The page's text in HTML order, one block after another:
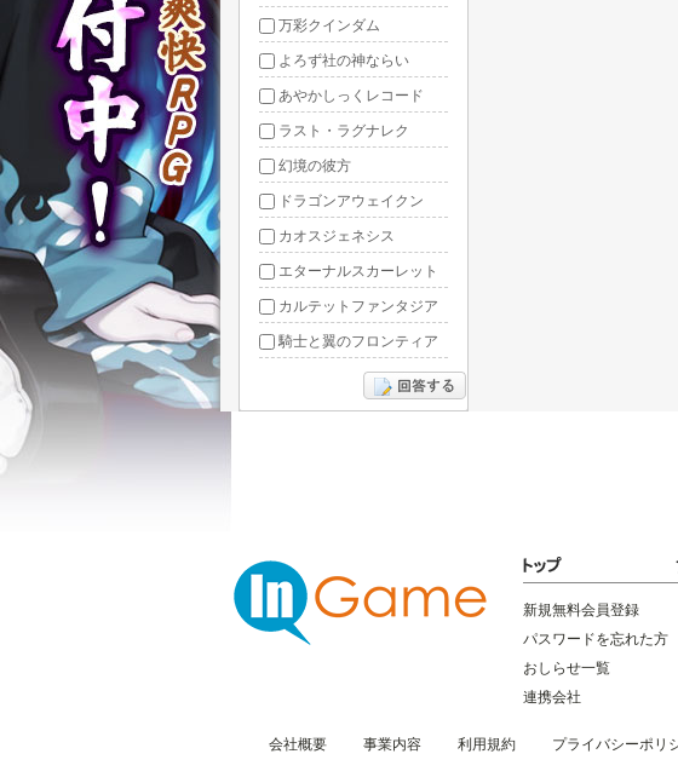
万彩クインダム
よろず社の神ならい
あやかしっくレコード
ラスト・ラグナレク
幻境の彼方
ドラゴンアウェイクン
カオスジェネシス
エターナルスカーレット
カルテットファンタジア
騎士と翼のフロンティア
ドラグーン・ナイツ
ぶっ飛び三国
新規無料会員登録
パスワードを忘れた方
おしらせ一覧
連携会社
会社概要 事業内容 利用規約 プライバシーポリ